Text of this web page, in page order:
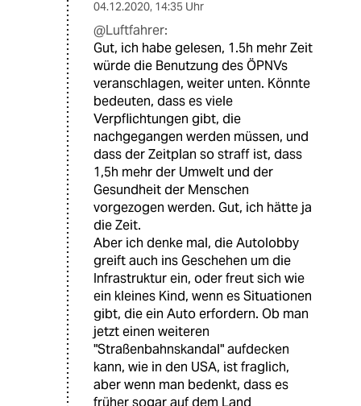
04.12.2020, 14:35 Uhr
@Luftfahrer:
Gut, ich habe gelesen, 1.5h mehr Zeit
würde die Benutzung des ÖPNVs
veranschlagen, weiter unten. Könnte
bedeuten, dass es viele
Verpflichtungen gibt, die
nachgegangen werden müssen, und
dass der Zeitplan so straff ist, dass
1,5h mehr der Umwelt und der
Gesundheit der Menschen
vorgezogen werden. Gut, ich hätte ja
die Zeit.
Aber ich denke mal, die Autolobby
greift auch ins Geschehen um die
Infrastruktur ein, oder freut sich wie
ein kleines Kind, wenn es Situationen
gibt, die ein Auto erfordern. Ob man
jetzt einen weiteren
"Straßenbahnskandal" aufdecken
kann, wie in den USA, ist fraglich,
aber wenn man bedenkt, dass es